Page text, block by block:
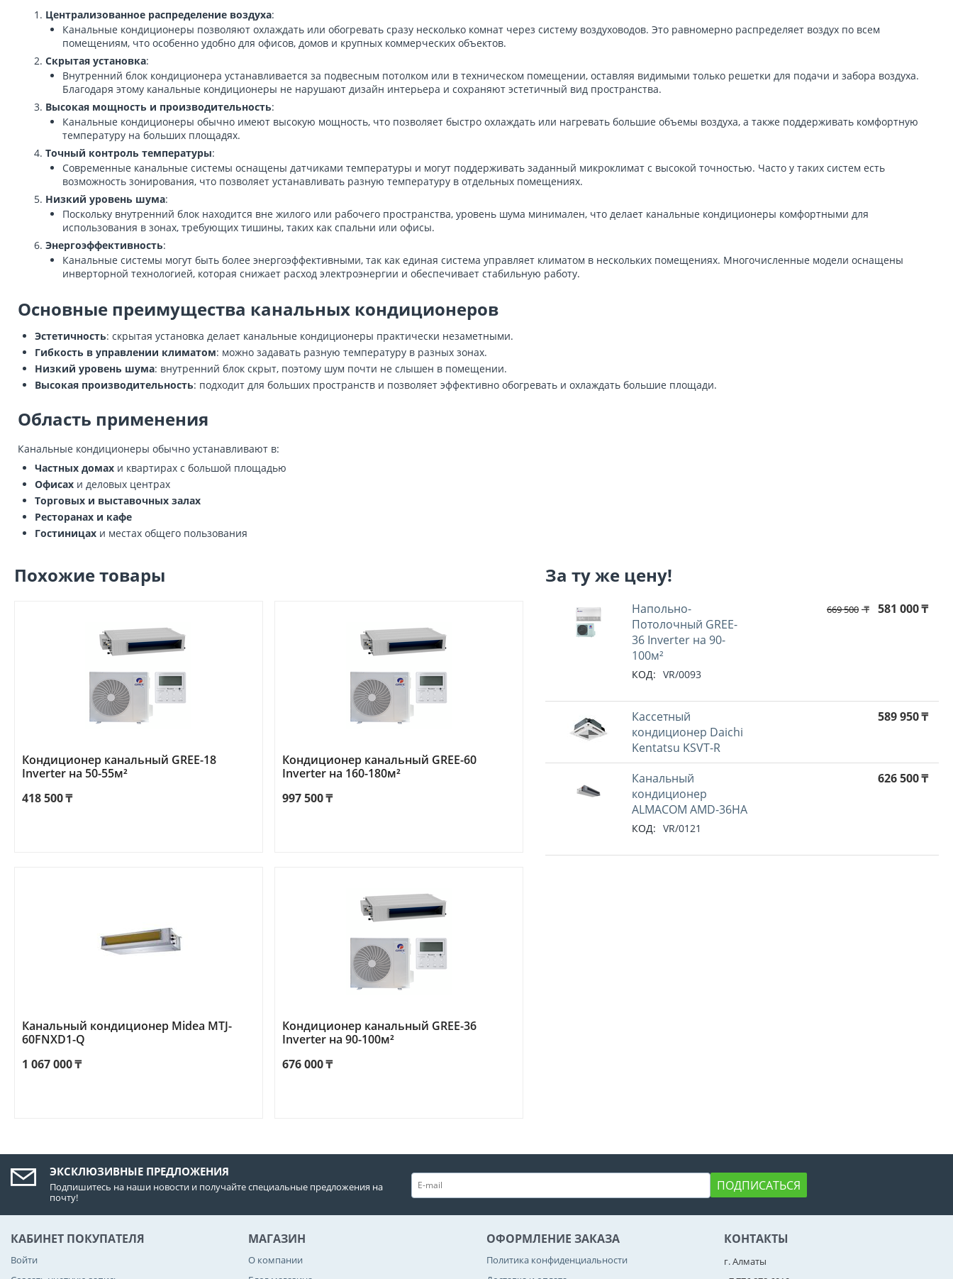
Централизованное распределение воздуха:
Канальные кондиционеры позволяют охлаждать или обогревать сразу несколько комнат через систему воздуховодов. Это равномерно распределяет воздух по всем
помещениям, что особенно удобно для офисов, домов и крупных коммерческих объектов.
Скрытая установка:
Внутренний блок кондиционера устанавливается за подвесным потолком или в техническом помещении, оставляя видимыми только решетки для подачи и забора воздуха.
Благодаря этому канальные кондиционеры не нарушают дизайн интерьера и сохраняют эстетичный вид пространства.
Высокая мощность и производительность:
Канальные кондиционеры обычно имеют высокую мощность, что позволяет быстро охлаждать или нагревать большие объемы воздуха, а также поддерживать комфортную
температуру на больших площадях.
Точный контроль температуры:
Современные канальные системы оснащены датчиками температуры и могут поддерживать заданный микроклимат с высокой точностью. Часто у таких систем есть
возможность зонирования, что позволяет устанавливать разную температуру в отдельных помещениях.
Низкий уровень шума:
Поскольку внутренний блок находится вне жилого или рабочего пространства, уровень шума минимален, что делает канальные кондиционеры комфортными для
использования в зонах, требующих тишины, таких как спальни или офисы.
Энергоэффективность:
Канальные системы могут быть более энергоэффективными, так как единая система управляет климатом в нескольких помещениях. Многочисленные модели оснащены
инверторной технологией, которая снижает расход электроэнергии и обеспечивает стабильную работу.
Основные преимущества канальных кондиционеров
Эстетичность: скрытая установка делает канальные кондиционеры практически незаметными.
Гибкость в управлении климатом: можно задавать разную температуру в разных зонах.
Низкий уровень шума: внутренний блок скрыт, поэтому шум почти не слышен в помещении.
Высокая производительность: подходит для больших пространств и позволяет эффективно обогревать и охлаждать большие площади.
Область применения
Канальные кондиционеры обычно устанавливают в:
Частных домах и квартирах с большой площадью
Офисах и деловых центрах
Торговых и выставочных залах
Ресторанах и кафе
Гостиницах и местах общего пользования
Похожие товары
Кондиционер канальный GREE-18
Inverter на 50-55м²
418 500₸
Кондиционер канальный GREE-60
Inverter на 160-180м²
997 500₸
Канальный кондиционер Midea MTJ-
60FNXD1-Q
1 067 000₸
Кондиционер канальный GREE-36
Inverter на 90-100м²
676 000₸
За ту же цену!
Напольно-
Потолочный GREE-
36 Inverter на 90-
100м²
КОД: VR/0093
669 500 ₸ 581 000₸
Кассетный
кондиционер Daichi
Kentatsu KSVT-R
589 950₸
Канальный
кондиционер
ALMACOM AMD-36HA
КОД: VR/0121
626 500₸
ЭКСКЛЮЗИВНЫЕ ПРЕДЛОЖЕНИЯ
Подпишитесь на наши новости и получайте специальные предложения на
почту!
ПОДПИСАТЬСЯ
КАБИНЕТ ПОКУПАТЕЛЯ
Войти
МАГАЗИН
О компании
ОФОРМЛЕНИЕ ЗАКАЗА
Политика конфиденциальности
КОНТАКТЫ
г. Алматы